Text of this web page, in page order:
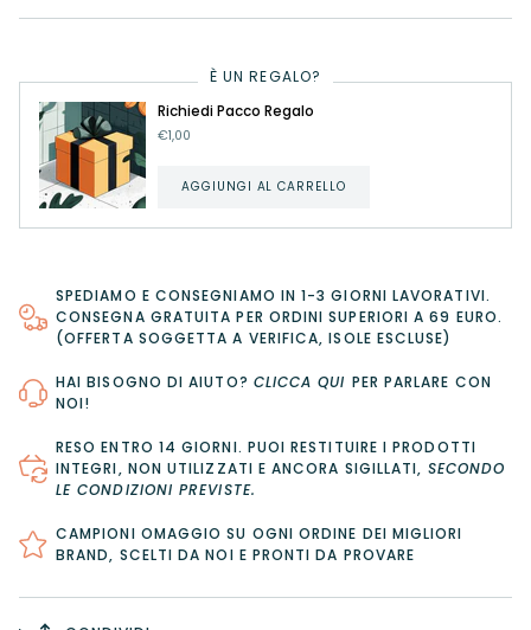
È UN REGALO?
Richiedi Pacco Regalo
€1,00
AGGIUNGI AL CARRELLO
SPEDIAMO E CONSEGNIAMO IN 1-3 GIORNI LAVORATIVI.
CONSEGNA GRATUITA PER ORDINI SUPERIORI A 69 EURO.
(OFFERTA SOGGETTA A VERIFICA, ISOLE ESCLUSE)
HAI BISOGNO DI AIUTO? CLICCA QUI PER PARLARE CON
NOI!
RESO ENTRO 14 GIORNI. PUOI RESTITUIRE I PRODOTTI
INTEGRI, NON UTILIZZATI E ANCORA SIGILLATI, SECONDO
LE CONDIZIONI PREVISTE.
CAMPIONI OMAGGIO SU OGNI ORDINE DEI MIGLIORI
BRAND, SCELTI DA NOI E PRONTI DA PROVARE